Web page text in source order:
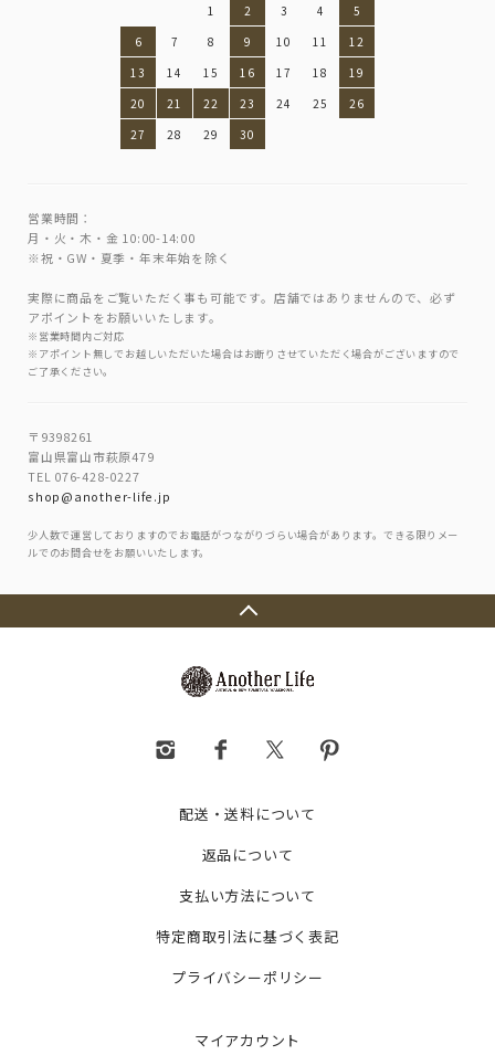
1
2 3 4
5
6
7 8 9 10 11
12
13
14 15 16 17 18
19
20
21 22 23 24 25
26
27
28 29 30
営業時間：
月・火・木・金 10:00-14:00
※祝・GW・夏季・年末年始を除く
実際に商品をご覧いただく事も可能です。店舗ではありませんので、必ず
アポイントをお願いいたします。
※営業時間内ご対応
※アポイント無しでお越しいただいた場合はお断りさせていただく場合がございますので
ご了承ください。
〒9398261
富山県富山市萩原479
TEL 076-428-0227
shop@another-life.jp
少人数で運営しておりますのでお電話がつながりづらい場合があります。できる限りメー
ルでのお問合せをお願いいたします。
配送・送料について
返品について
支払い方法について
特定商取引法に基づく表記
プライバシーポリシー
マイアカウント